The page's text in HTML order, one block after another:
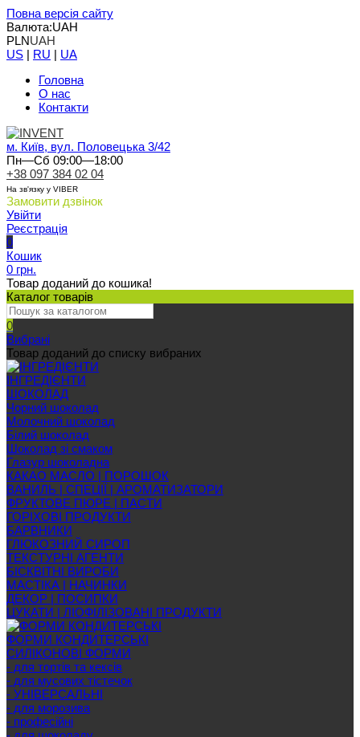
Повна версія сайту
Валюта:UAH
PLNUAH
US | RU | UA
Головна
О нас
Контакти
м. Київ, вул. Половецька 3/42
Пн—Сб 09:00—18:00
+38 097 384 02 04
На зв'язку у VIBER
Замовити дзвінок
Увійти
Реєстрація
0
Кошик
0 грн.
Товар доданий до кошика!
Каталог товарів
0
Вибрані
Товар доданий до списку вибраних
ІНГРЕДІЄНТИ
ШОКОЛАД
Чорний шоколад
Молочний шоколад
Білий шоколад
Шоколад зі смаком
Глазур шоколадна
КАКАО МАСЛО | ПОРОШОК
ВАНИЛЬ | СПЕЦІЇ | АРОМАТИЗАТОРИ
ФРУКТОВЕ ПЮРЕ | ПАСТИ
ГОРІХОВІ ПРОДУКТИ
БАРВНИКИ
ГЛЮКОЗНИЙ СИРОП
ТЕКСТУРНІ АГЕНТИ
БІСКВІТНІ ВИРОБИ
МАСТІКА | НАЧИНКИ
ДЕКОР | ПОСИПКИ
ЦУКАТИ | ЛІОФІЛІЗОВАНІ ПРОДУКТИ
ФОРМИ КОНДИТЕРСЬКІ
СИЛІКОНОВІ ФОРМИ
- для тортів та кексів
- для мусових тістечок
- УНІВЕРСАЛЬНІ
- для морозива
- професійні